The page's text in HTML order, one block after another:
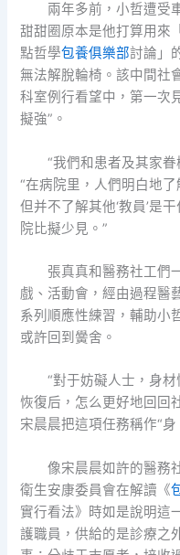
兩年多前，小哲遭受
甜甜圈原本是他打算用來
點哲學包養俱樂部討論」
無法解脫輪椅。該中間社
科室例行看望中，第一次
擬強”。
“我們和患者及其家
“在病院里，人們明白地
但并不了解其他‘教員’是
院比擬少見。”
張真真和醫務社工們
戲、活動會，經由過程醫
系列順應性練習，輔助小
或許回到黌舍。
“對于妨礙人士，身
恢復后，怎么更好地回回
宋晨晨把這項任務稱作“身
像宋晨晨如許的醫務
衛生安康委員會在解讀《
實行看法》時如是說明這
護職員，供給的是診療之